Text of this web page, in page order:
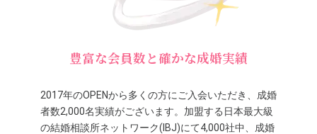
豊富な会員数と確かな成婚実績
2017年のOPENから多くの方にご入会いただき、成婚
者数2,000名実績がございます。加盟する日本最大級
の結婚相談所ネットワーク(IBJ)にて4,000社中、成婚